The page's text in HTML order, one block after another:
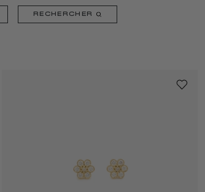
RECHERCHER